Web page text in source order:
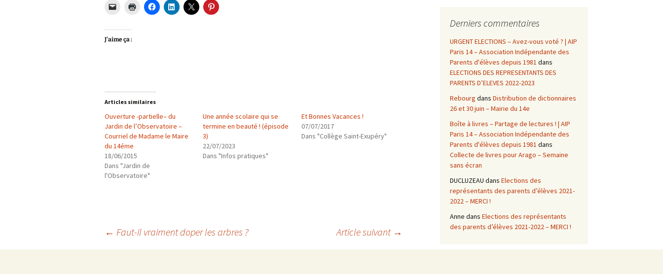
J’aime ça :
Articles similaires
Ouverture -partielle– du
Jardin de l’Observatoire –
Courriel de Madame le Maire
du 14éme
18/06/2015
Dans "Jardin de
l'Observatoire"
Une année scolaire qui se
termine en beauté ! (épisode
3)
22/07/2023
Dans "Infos pratiques"
Et Bonnes Vacances !
07/07/2017
Dans "Collège Saint-Exupéry"
Navigation
← Faut-il vraiment doper les arbres ? Article suivant →
Derniers commentaires
URGENT ELECTIONS – Avez-vous voté ? | AIP
Paris 14 – Association Indépendante des
Parents d'élèves depuis 1981 dans
ELECTIONS DES REPRESENTANTS DES
PARENTS D’ELEVES 2022-2023
Rebourg dans Distribution de dictionnaires
26 et 30 juin – Mairie du 14e
Boîte à livres – Partage de lectures ! | AIP
Paris 14 – Association Indépendante des
Parents d'élèves depuis 1981 dans
Collecte de livres pour Arago – Semaine
sans écran
DUCLUZEAU dans Elections des
représentants des parents d’élèves 2021-
2022 – MERCI !
Anne dans Elections des représentants
des parents d’élèves 2021-2022 – MERCI !